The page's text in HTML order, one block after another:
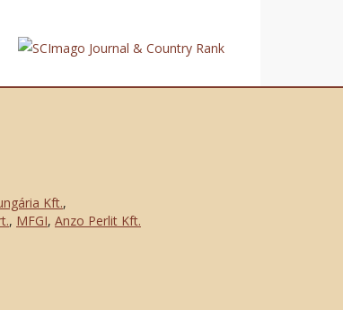
Kft.,
, MFGI, Anzo Perlit Kft.